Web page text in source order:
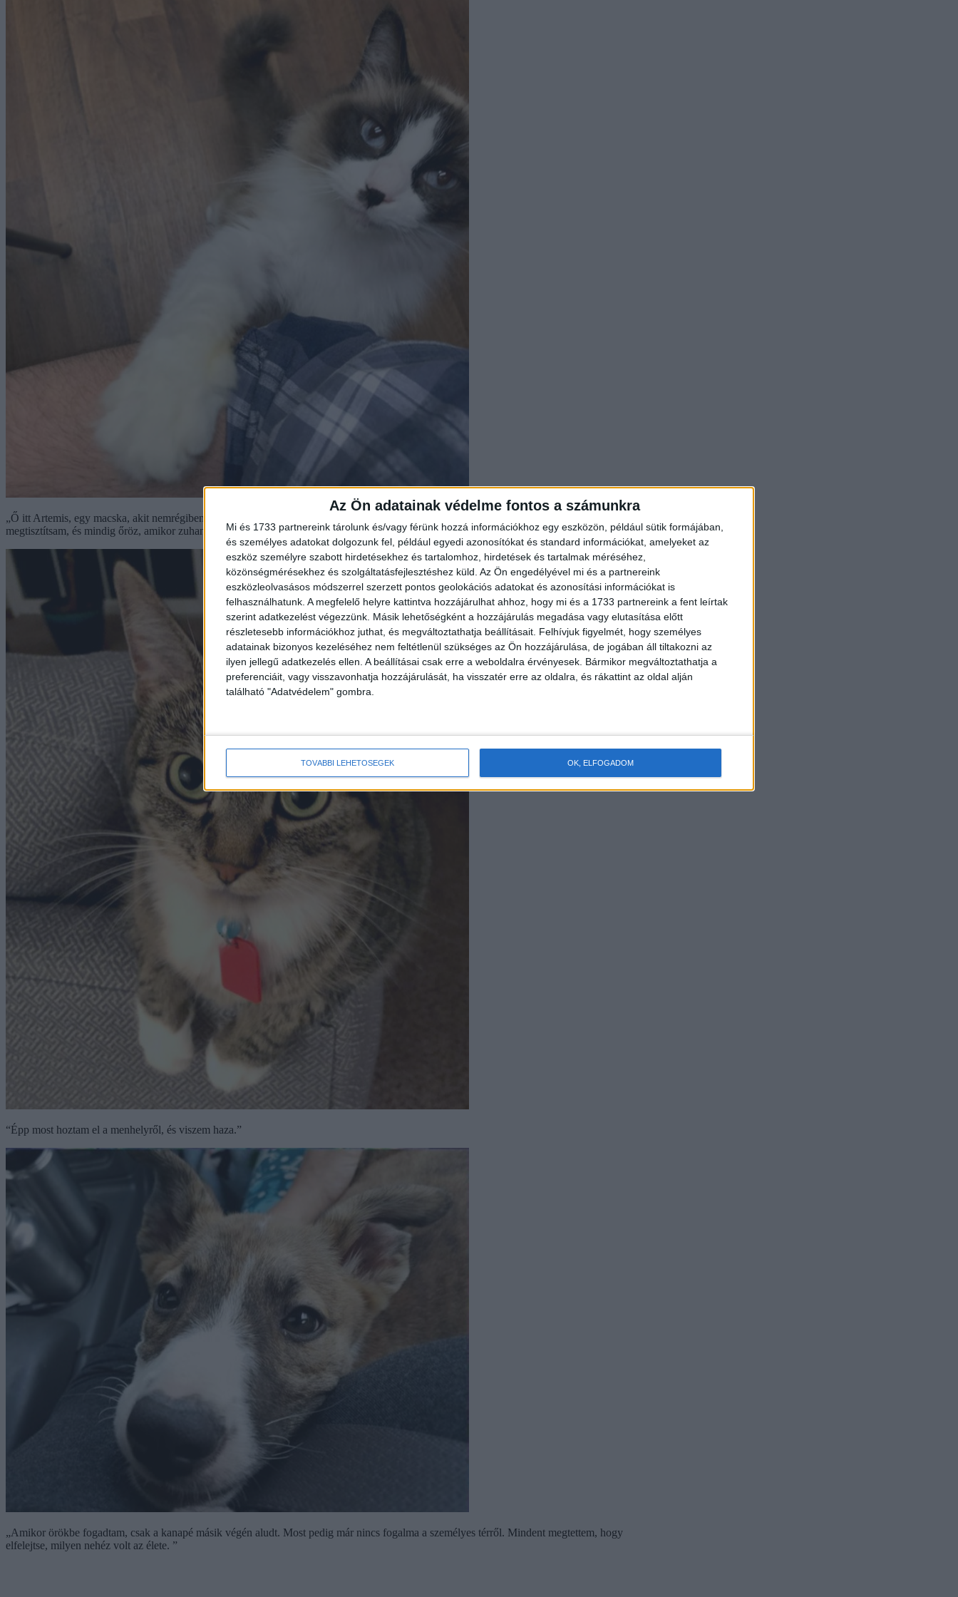
Az Ön adatainak védelme fontos a számunkra
Mi és 1733 partnereink tárolunk és/vagy férünk hozzá információkhoz egy eszközön, például sütik formájában,
és személyes adatokat dolgozunk fel, például egyedi azonosítókat és standard információkat, amelyeket az
eszköz személyre szabott hirdetésekhez és tartalomhoz, hirdetések és tartalmak méréséhez,
közönségmérésekhez és szolgáltatásfejlesztéshez küld. Az Ön engedélyével mi és a partnereink
eszközleolvasásos módszerrel szerzett pontos geolokációs adatokat és azonosítási információkat is
felhasználhatunk. A megfelelő helyre kattintva hozzájárulhat ahhoz, hogy mi és a 1733 partnereink a fent leírtak
szerint adatkezelést végezzünk. Másik lehetőségként a hozzájárulás megadása vagy elutasítása előtt
részletesebb információkhoz juthat, és megváltoztathatja beállításait. Felhívjuk figyelmét, hogy személyes
adatainak bizonyos kezeléséhez nem feltétlenül szükséges az Ön hozzájárulása, de jogában áll tiltakozni az
ilyen jellegű adatkezelés ellen. A beállításai csak erre a weboldalra érvényesek. Bármikor megváltoztathatja a
preferenciáit, vagy visszavonhatja hozzájárulását, ha visszatér erre az oldalra, és rákattint az oldal alján
található "Adatvédelem" gombra.
TOVÁBBI LEHETŐSÉGEK OK, ELFOGADOM
„Ő itt Artemis, egy macska, akit nemrégiben fogadtam örökbe. Amikor eszem, csak mellettem ül és megpróbál nem könyörögni. Engedi, hogy
megtisztítsam, és mindig őröz, amikor zuhanyozok. ”
“Épp most hoztam el a menhelyről, és viszem haza.”
„Amikor örökbe fogadtam, csak a kanapé másik végén aludt. Most pedig már nincs fogalma a személyes térről. Mindent megtettem, hogy
elfelejtse, milyen nehéz volt az élete. ”